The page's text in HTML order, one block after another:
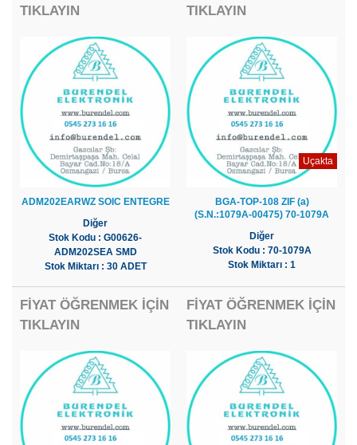
TIKLAYIN
TIKLAYIN
ADM202EARWZ SOIC ENTEGRE
Diğer
Stok Kodu : G00626-
ADM202SEA SMD
Stok Miktarı : 30 ADET
FİYAT ÖĞRENMEK İÇİN
TIKLAYIN
Uçakta
BGA-TOP-108 ZIF (a)
(S.N.:1079A-00475) 70-1079A
Diğer
Stok Kodu : 70-1079A
Stok Miktarı : 1
FİYAT ÖĞRENMEK İÇİN
TIKLAYIN